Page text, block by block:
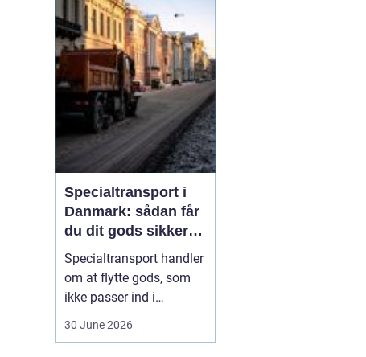
Ølstykke står dog med
samme udfordring:
Tiden, kræf...
Specialtransport i
Danmark: sådan får
du dit gods sikkert
frem
Specialtransport handler
om at flytte gods, som
ikke passer ind i
30 June 2026